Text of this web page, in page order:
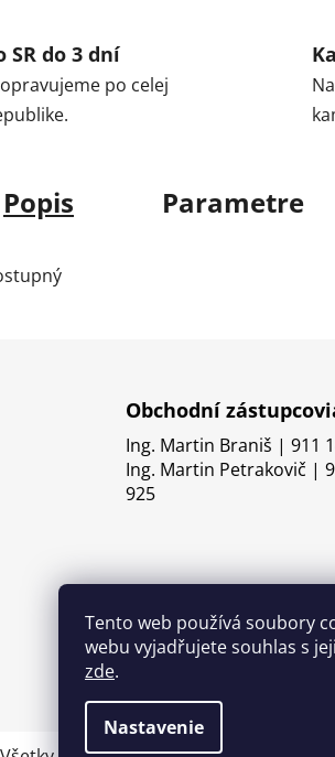
Tento web používá soubory
webu vyjadřujete souhlas s
zde.
Nastavenie
SR do 3 dní
po celej
Popis Parametre
Obchodní
Ing. Martin Braniš | 911
Ing. Martin Petrakovič |
925